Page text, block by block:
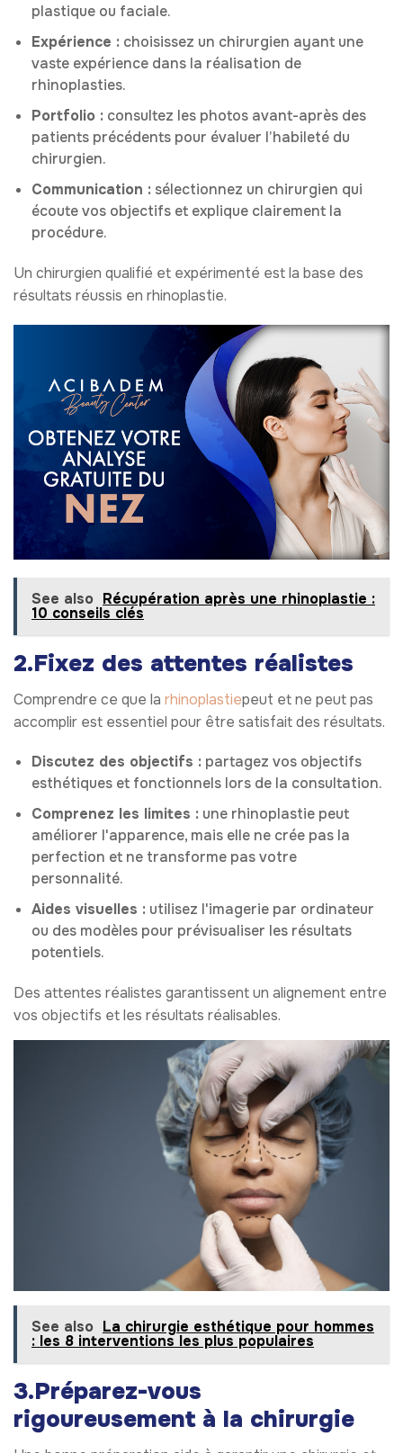
plastique ou faciale.
Expérience : choisissez un chirurgien ayant une
vaste expérience dans la réalisation de
rhinoplasties.
Portfolio : consultez les photos avant-après des
patients précédents pour évaluer l’habileté du
chirurgien.
Communication : sélectionnez un chirurgien qui
écoute vos objectifs et explique clairement la
procédure.
Un chirurgien qualifié et expérimenté est la base des
résultats réussis en rhinoplastie.
See also Récupération après une rhinoplastie :
10 conseils clés
2.Fixez des attentes réalistes
Comprendre ce que la rhinoplastiepeut etne peut pas
accomplir est essentiel pour être satisfait des résultats.
Discutez des objectifs : partagez vos objectifs
esthétiques et fonctionnels lors de la consultation.
Comprenez les limites : une rhinoplastie peut
améliorer l'apparence, mais elle ne crée pas la
perfection et ne transforme pas votre
personnalité.
Aides visuelles : utilisez l'imagerie par ordinateur
ou des modèles pour prévisualiser les résultats
potentiels.
Des attentes réalistes garantissent un alignement entre
vos objectifs et les résultats réalisables.
See also La chirurgie esthétique pour hommes
: les 8 interventions les plus populaires
3.Préparez-vous
rigoureusement à la chirurgie